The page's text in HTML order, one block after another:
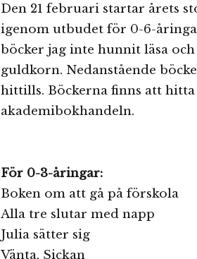
Den 21 februari startar årets
igenom utbudet för 0-6-
böcker jag inte hunnit läsa
guldkorn. Nedanstående
hittills. Böckerna finns att
akademibokhandeln.
För 0-3-åringar:
Boken om att gå på förskola
Alla tre slutar med napp
Julia sätter sig
Vänta, Sickan